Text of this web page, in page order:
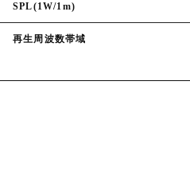
SPL(1W/1m)
再生周波数帯域